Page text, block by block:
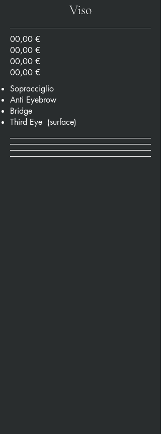
Viso
00,00 €
00,00 €
00,00 €
00,00 €
Sopracciglio
Anti Eyebrow
Bridge
Third Eye (surface)